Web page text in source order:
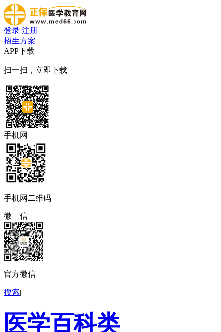
登录 注册
招生方案
APP下载
扫一扫，立即下载
手机网
手机网二维码
微 信
官方微信
搜索|
医学百科类